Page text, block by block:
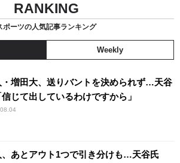
RANKING
ポーツの人気記事ランキング
Weekly
・増田大、送りバントを決められず…天谷
じて出しているわけですから」
、あとアウト1つで引き分けも…天谷氏